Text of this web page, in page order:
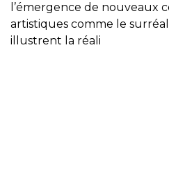
l’émergence de nouveaux
artistiques comme le
illustrent la réali